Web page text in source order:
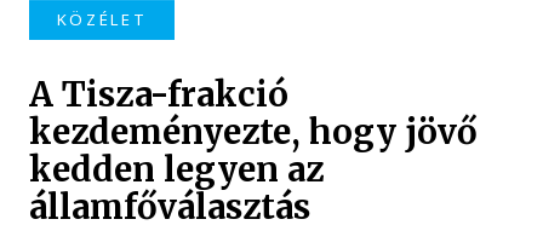
KÖZÉLET
A Tisza-frakció
kezdeményezte, hogy jövő
kedden legyen az
államfőválasztás